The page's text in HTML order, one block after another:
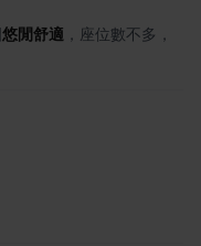
悠閒舒適 ，座位數不多，